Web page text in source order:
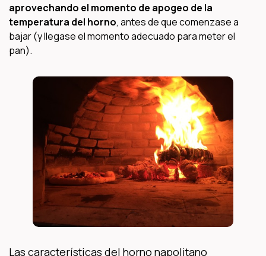
aprovechando el momento de apogeo de la
temperatura del horno, antes de que comenzase a
bajar (y llegase el momento adecuado para meter el
pan).
Las características del horno napolitano